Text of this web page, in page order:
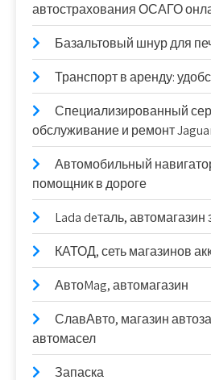
автострахования ОСАГО
Базальтовый шнур для
Транспорт в аренду:
Специализированный
обслуживание и ремонт
Автомобильный
помощник в дороге
Lada deталь, автомагазин
КАТОД, сеть магазинов
АвтоMag, автомагазин
СлавАвто, магазин
автомасел
Запаска